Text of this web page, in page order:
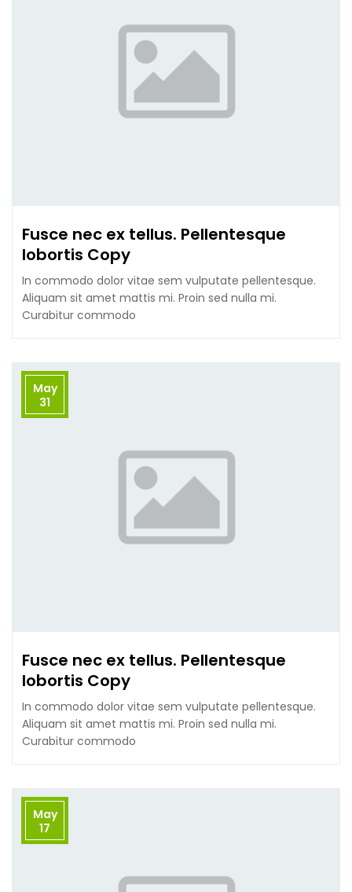
Fusce nec ex tellus. Pellentesque
lobortis Copy
In commodo dolor vitae sem vulputate pellentesque.
Aliquam sit amet mattis mi. Proin sed nulla mi.
Curabitur commodo
May
31
Fusce nec ex tellus. Pellentesque
lobortis Copy
In commodo dolor vitae sem vulputate pellentesque.
Aliquam sit amet mattis mi. Proin sed nulla mi.
Curabitur commodo
May
17